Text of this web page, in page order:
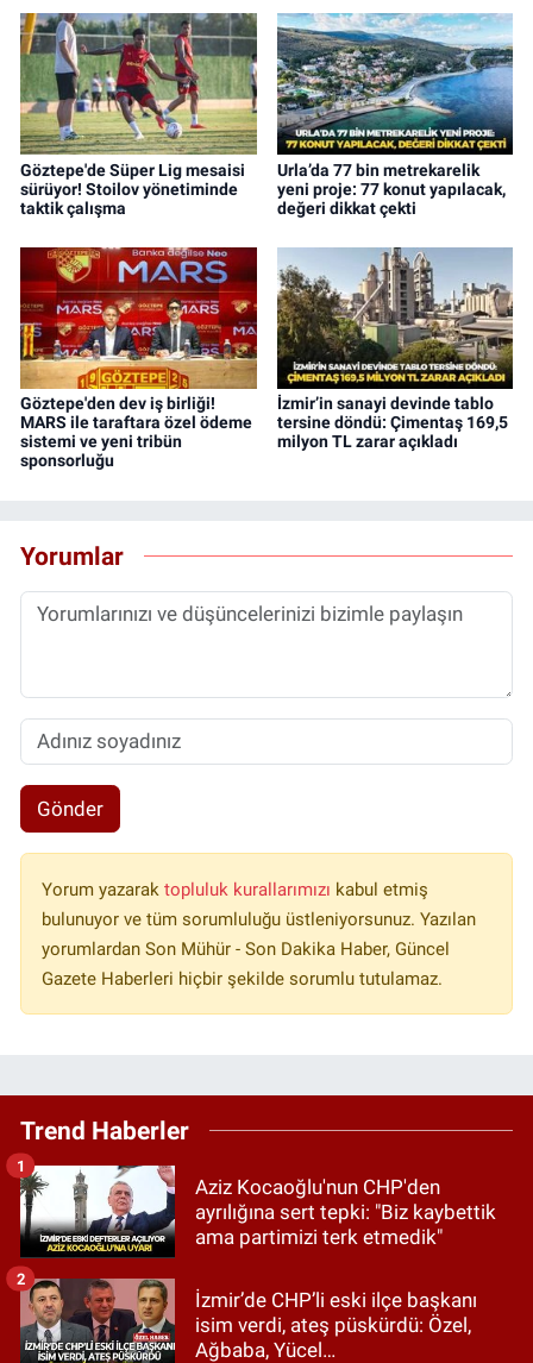
Göztepe'de Süper Lig mesaisi
sürüyor! Stoilov yönetiminde
taktik çalışma
Urla’da 77 bin metrekarelik
yeni proje: 77 konut yapılacak,
değeri dikkat çekti
Göztepe'den dev iş birliği!
MARS ile taraftara özel ödeme
sistemi ve yeni tribün
sponsorluğu
İzmir’in sanayi devinde tablo
tersine döndü: Çimentaş 169,5
milyon TL zarar açıkladı
Yorumlar
Gönder
Yorum yazarak topluluk kurallarımızı kabul etmiş
bulunuyor ve tüm sorumluluğu üstleniyorsunuz. Yazılan
yorumlardan Son Mühür - Son Dakika Haber, Güncel
Gazete Haberleri hiçbir şekilde sorumlu tutulamaz.
Trend Haberler
Aziz Kocaoğlu'nun CHP'den
ayrılığına sert tepki: "Biz kaybettik
ama partimizi terk etmedik"
1
İzmir’de CHP’li eski ilçe başkanı
isim verdi, ateş püskürdü: Özel,
Ağbaba, Yücel…
2